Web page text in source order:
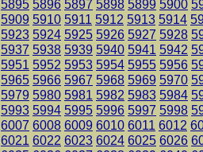
5895 5896 5897 5898 5899 5900
5909 5910 5911 5912 5913 5914
5923 5924 5925 5926 5927 5928
5937 5938 5939 5940 5941 5942
5951 5952 5953 5954 5955 5956
5965 5966 5967 5968 5969 5970
5979 5980 5981 5982 5983 5984
5993 5994 5995 5996 5997 5998
6007 6008 6009 6010 6011 6012
6021 6022 6023 6024 6025 6026